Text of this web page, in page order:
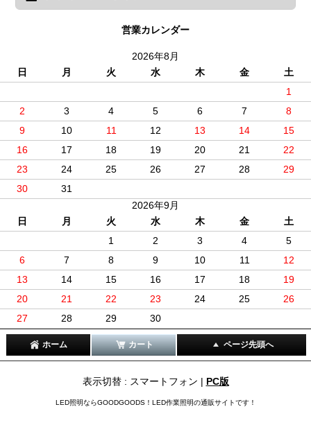
営業カレンダー
2026年8月
日
月 火 水 木 金
土
1
2
3 4 5 6 7
8
9
10 11 12 13 14
15
16
17 18 19 20 21
22
23
24 25 26 27 28
29
30
31
2026年9月
日
月 火 水 木 金
土
1
2 3 4
5
6
7 8 9 10 11
12
13
14 15 16 17 18
19
20
21 22 23 24 25
26
27
28 29 30
ホーム カート ページ先頭へ
表示切替 : スマートフォン | PC版
LED照明ならGOODGOODS！LED作業照明の通販サイトです！